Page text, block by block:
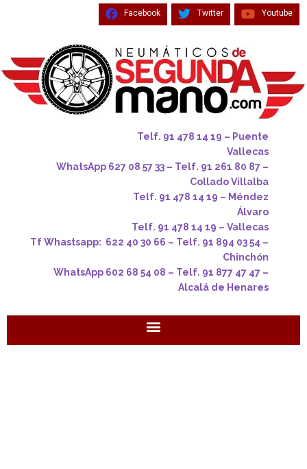
Facebook Twitter Youtube
Telf. 91 478 14 19 – Puente
Vallecas
WhatsApp 627 08 57 33 – Telf. 91 261 80 87 –
Collado Villalba
Telf. 91 478 14 19 – Méndez
Álvaro
Telf. 91 478 14 19 – Vallecas
Tf Whastsapp: 622 40 30 66 – Telf. 91 894 03 54 –
Chinchón
WhatsApp 602 68 54 08 – Telf. 91 877 47 47 –
Alcalá de Henares